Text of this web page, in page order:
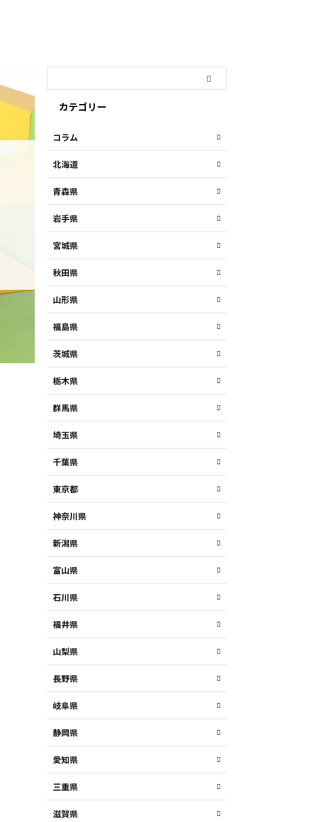
カテゴリー
コラム
北海道
青森県
岩手県
宮城県
秋田県
山形県
福島県
茨城県
栃木県
群馬県
埼玉県
千葉県
東京都
神奈川県
新潟県
富山県
石川県
福井県
山梨県
長野県
岐阜県
静岡県
愛知県
三重県
滋賀県